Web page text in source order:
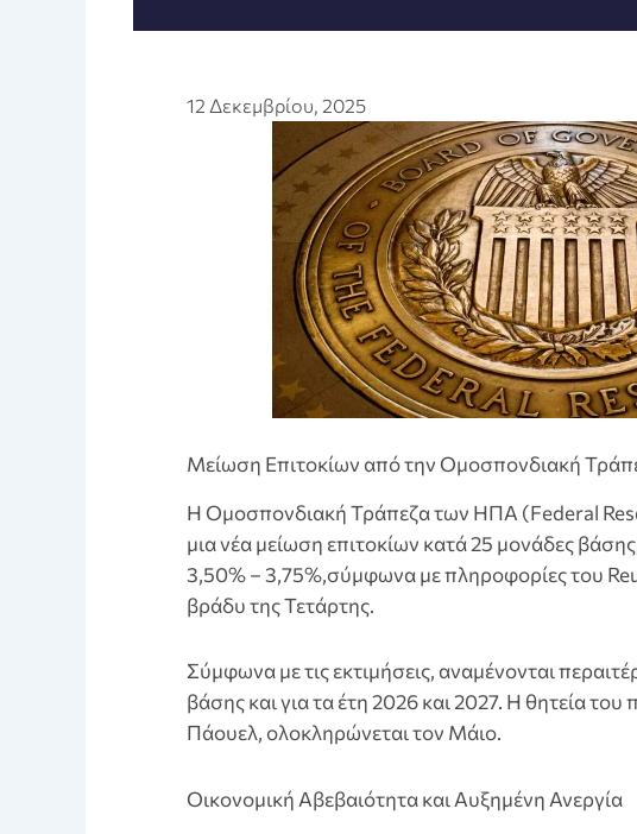
12 Δεκεμβρίου, 2025
Μείωση Επιτοκίων από την Ομοσπονδιακή
Η Ομοσπονδιακή Τράπεζα των ΗΠΑ (Federal
μια νέα μείωση επιτοκίων κατά 25 μονάδες
3,50% – 3,75%,σύμφωνα με πληροφορίες του
βράδυ της Τετάρτης.
Σύμφωνα με τις εκτιμήσεις, αναμένονται
βάσης και για τα έτη 2026 και 2027. Η θητεία
Πάουελ, ολοκληρώνεται τον Μάιο.
Οικονομική Αβεβαιότητα και Αυξημένη Ανεργία